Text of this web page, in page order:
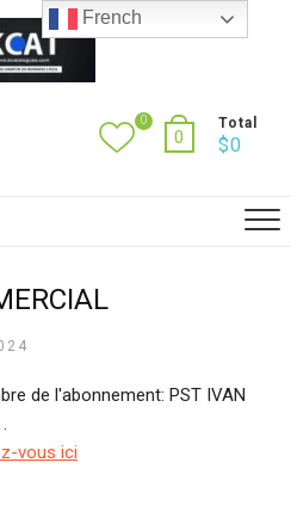
0
0
Total
$0
de l'abonnement: PST IVAN
vous ici
French